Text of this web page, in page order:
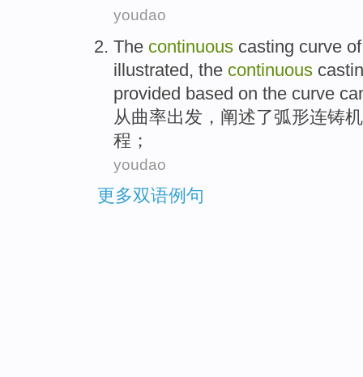
youdao
The continuous casting curve of
illustrated, the continuous
provided based on the curve
从曲率出发 ，阐述了弧形连铸机
程 ；
youdao
更多双语例句